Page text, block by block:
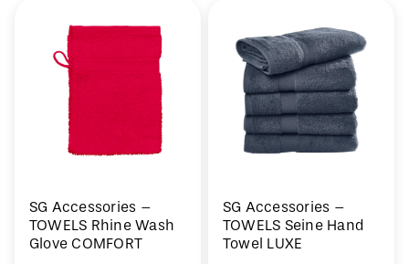
SG Accessories –
TOWELS Rhine Wash
Glove COMFORT
SG Accessories –
TOWELS Seine Hand
Towel LUXE